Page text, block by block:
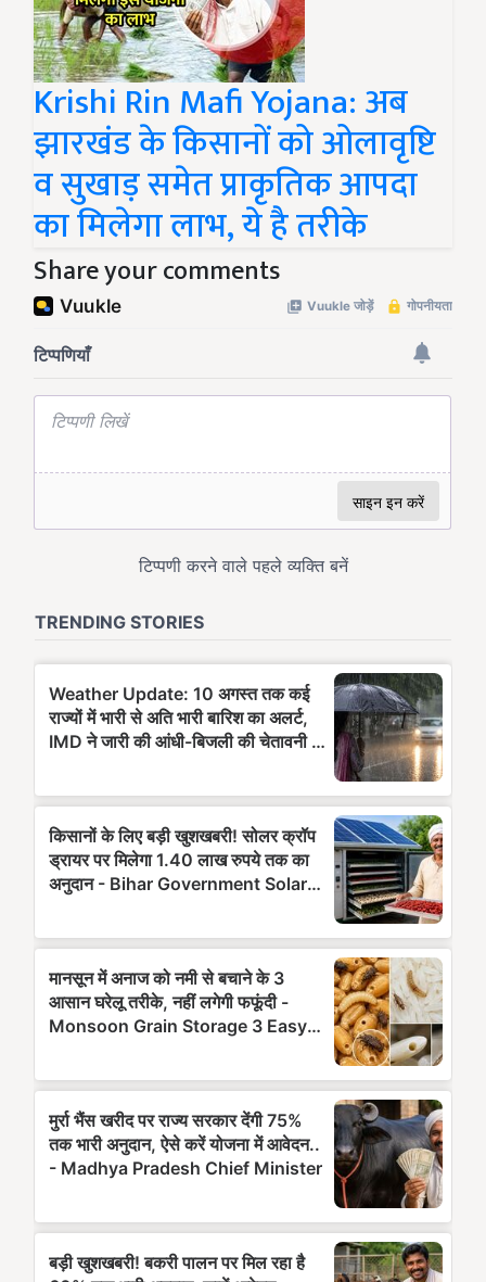
Krishi Rin Mafi Yojana: अब
झारखंड के किसानों को ओलावृष्टि
व सुखाड़ समेत प्राकृतिक आपदा
का मिलेगा लाभ, ये है तरीके
Share your comments